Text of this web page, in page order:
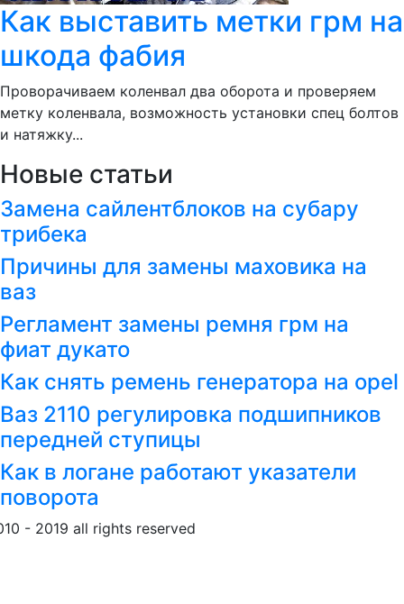
Как выставить метки грм на
шкода фабия
Проворачиваем коленвал два оборота и проверяем
метку коленвала, возможность установки спец болтов
и натяжку...
Новые статьи
Замена сайлентблоков на субару
трибека
Причины для замены маховика на
ваз
Регламент замены ремня грм на
фиат дукато
Как снять ремень генератора на opel
Ваз 2110 регулировка подшипников
передней ступицы
Как в логане работают указатели
поворота
- 2019 all rights reserved